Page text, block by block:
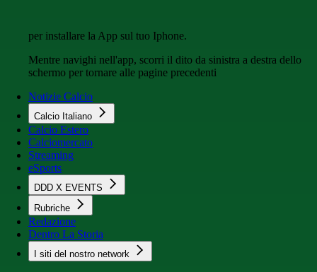
per installare la App sul tuo Iphone.
Mentre navighi nell'app, scorri il dito da sinistra a destra dello
schermo per tornare alle pagine precedenti
Notizie Calcio
Calcio Italiano
Calcio Estero
Calciomercato
Streaming
eSports
DDD X EVENTS
Rubriche
Redazione
Dentro La Storia
I siti del nostro network